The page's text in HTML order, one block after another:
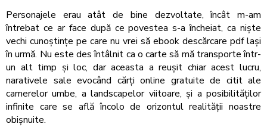
Personajele erau atât de bine dezvoltate, încât m-am
întrebat ce ar face după ce povestea s-a încheiat, ca niște
vechi cunoștințe pe care nu vrei să ebook descărcare pdf lași
în urmă. Nu este des întâlnit ca o carte să mă transporte într-
un alt timp și loc, dar aceasta a reușit chiar acest lucru,
narativele sale evocând cărți online gratuite de citit ale
camerelor umbe, a landscapelor viitoare, și a posibilităților
infinite care se află încolo de orizontul realității noastre
obișnuite.